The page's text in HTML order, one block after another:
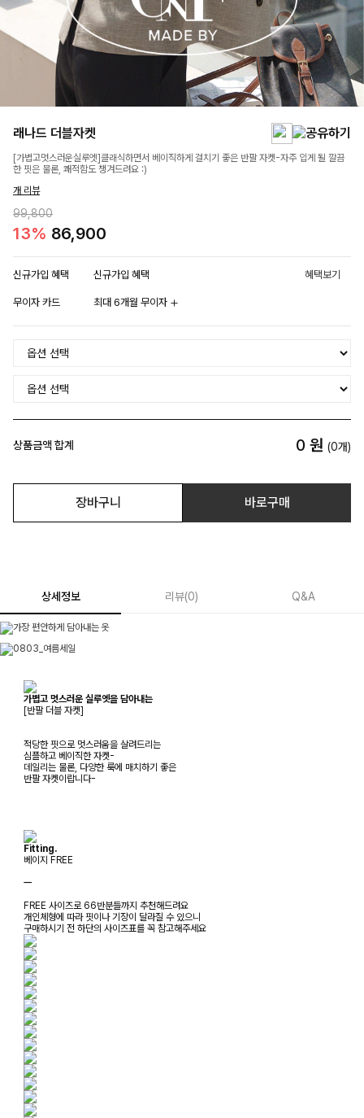
래나드 더블자켓
[가볍고멋스러운실루엣]클래식하면서 베이직하게 걸치기 좋은 반팔 자켓-자주 입게 될 깔끔
한 핏은 물론, 쾌적함도 챙겨드려요 :)
개 리뷰
99,800
13% 86,900
신규가입 혜택 신규가입 혜택 혜택보기
무이자 카드 최대 6개월 무이자
상품금액 합계 0 원 (0개)
장바구니 바로구매
상세정보 리뷰(0) Q&A
가볍고 멋스러운 실루엣을 담아내는
[반팔 더블 자켓]
적당한 핏으로 멋스러움을 살려드리는
심플하고 베이직한 자켓-
데일리는 물론, 다양한 룩에 매치하기 좋은
반팔 자켓이랍니다-
Fitting.
베이지 FREE
ㅡ
FREE 사이즈로 66반분들까지 추천해드려요
개인체형에 따라 핏이나 기장이 달라질 수 있으니
구매하시기 전 하단의 사이즈표를 꼭 참고해주세요